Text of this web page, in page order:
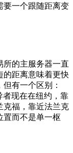
要一个跟随距离变
所的主服务器一直
的距离意味着更快
有一个区别：
者现在在纽约，靠
克福，靠近法兰克
置而不是单一枢